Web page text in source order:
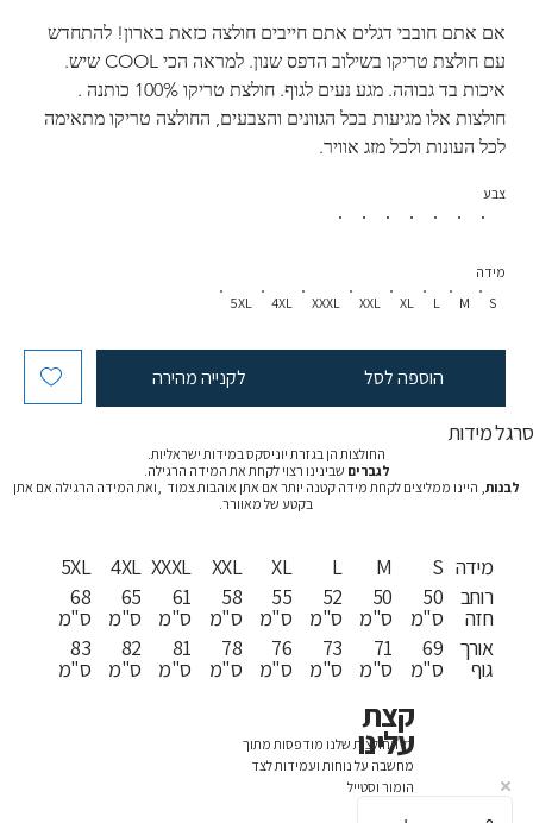
אם אתם חובבי דגלים אתם חייבים חולצה כזאת בארון! להתחדש
עם חולצת טריקו בשילוב הדפס שנון. למראה הכי COOL שיש.
איכות בד גבוהה. מגע נעים לגוף. חולצת טריקו 100% כותנה .
חולצות אלו מגיעות בכל הגוונים והצבעים, החולצה טריקו מתאימה
לכל העונות ולכל מזג אוויר.
צבע
S
M
L
XL
XXL
XXXL
4XL
5XL
מידה
הוספה לסל לקנייה מהירה
סרגל מידות
החולצות הן בגזרת יוניסקס במידות ישראליות.
לגברים שבינינו רצוי לקחת את המידה הרגילה.
לבנות, היינו ממליצים לקחת מידה קטנה יותר אם אתן אוהבות צמוד ,ואת המידה הרגילה אם אתן
בקטע של מאוורר.
5XL
68
ס"מ
83
ס"מ
4XL
65
ס"מ
82
ס"מ
XXXL
61
ס"מ
81
ס"מ
XXL
58
ס"מ
78
ס"מ
XL
55
ס"מ
76
ס"מ
L
52
ס"מ
73
ס"מ
M
50
ס"מ
71
ס"מ
S
50
ס"מ
69
ס"מ
מידה
רוחב
חזה
אורך
גוף
כל החולצות שלנו מודפסות מתוך
מחשבה על נוחות ועמידות לצד
הומור וסטייל
קצת
עלינו